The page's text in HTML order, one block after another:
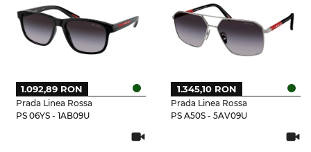
Prada Linea Rossa
PS 06YS - 1AB09U
1.092,89 RON
Prada Linea Rossa
PS A50S - 5AV09U
1.345,10 RON